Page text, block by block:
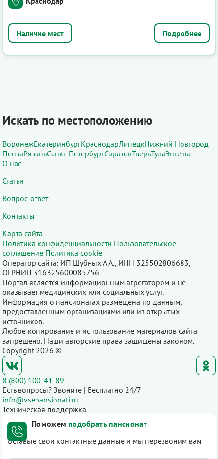
Подробнее
Искать по местоположению
ВоронежЕкатеринбургКраснодарЛипецкНижний Новгород
ПензаРязаньСанкт-ПетербургСаратовТверьТулаЭнгельс
О нас
Статьи
Вопрос-ответ
Контакты
Карта сайта
Политика конфиденциальности Пользовательское
соглашение Политика cookie
Оператор сайта: ИП Шубных А.А., ИНН 325502806683,
ОГРНИП 316325600085756
Портал является информационным агрегатором и не
оказывает медицинских или социальных услуг.
Информация о пансионатах размещена по данным,
предоставленным организациями или из открытых
источников.
Любое копирование и использование материалов сайта
запрещено. Наши авторские права защищены законом.
Copyright 2026 ©
8 (800) 100-41-89
Есть вопросы? Звоните | Бесплатно 24/7
info@vsepansionati.ru
Техническая поддержка
Поможем подобрать пансионат
Оставьте свои контактные данные и мы перезвоним вам